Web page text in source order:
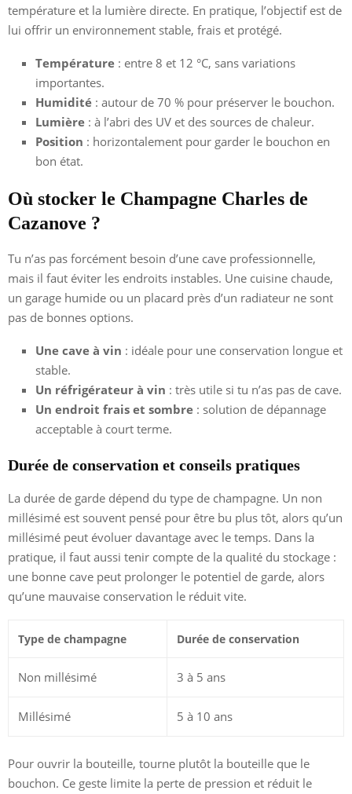
température et la lumière directe. En pratique, l’objectif est de
lui offrir un environnement stable, frais et protégé.
Température : entre 8 et 12 °C, sans variations
importantes.
Humidité : autour de 70 % pour préserver le bouchon.
Lumière : à l’abri des UV et des sources de chaleur.
Position : horizontalement pour garder le bouchon en
bon état.
Où stocker le Champagne Charles de
Cazanove ?
Tu n’as pas forcément besoin d’une cave professionnelle,
mais il faut éviter les endroits instables. Une cuisine chaude,
un garage humide ou un placard près d’un radiateur ne sont
pas de bonnes options.
Une cave à vin : idéale pour une conservation longue et
stable.
Un réfrigérateur à vin : très utile si tu n’as pas de cave.
Un endroit frais et sombre : solution de dépannage
acceptable à court terme.
Durée de conservation et conseils pratiques
La durée de garde dépend du type de champagne. Un non
millésimé est souvent pensé pour être bu plus tôt, alors qu’un
millésimé peut évoluer davantage avec le temps. Dans la
pratique, il faut aussi tenir compte de la qualité du stockage :
une bonne cave peut prolonger le potentiel de garde, alors
qu’une mauvaise conservation le réduit vite.
Type de champagne Durée de conservation
Non millésimé 3 à 5 ans
Millésimé 5 à 10 ans
Pour ouvrir la bouteille, tourne plutôt la bouteille que le
bouchon. Ce geste limite la perte de pression et réduit le